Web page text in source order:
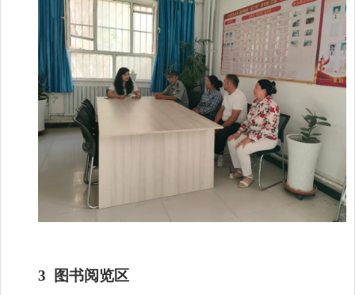
3
图书阅览区